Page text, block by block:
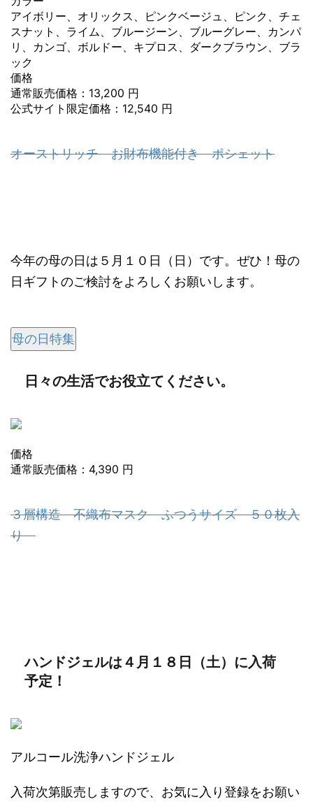
アイボリー、オリックス、ピンクベージュ、ピンク、チェ
スナット、ライム、ブルージーン、ブルーグレー、カンパ
リ、カンゴ、ボルドー、キプロス、ダークブラウン、ブラ
ック
価格
通常販売価格：13,200 円
公式サイト限定価格：12,540 円
オーストリッチ お財布機能付き ポシェット
今年の母の日は５月１０日（日）です。ぜひ！母の
日ギフトのご検討をよろしくお願いします。
母の日特集
日々の生活でお役立てください。
価格
通常販売価格：4,390 円
３層構造 不織布マスク ふつうサイズ ５０枚入
り
ハンドジェルは４月１８日（土）に入荷
予定！
アルコール洗浄ハンドジェル
入荷次第販売しますので、お気に入り登録をお願い